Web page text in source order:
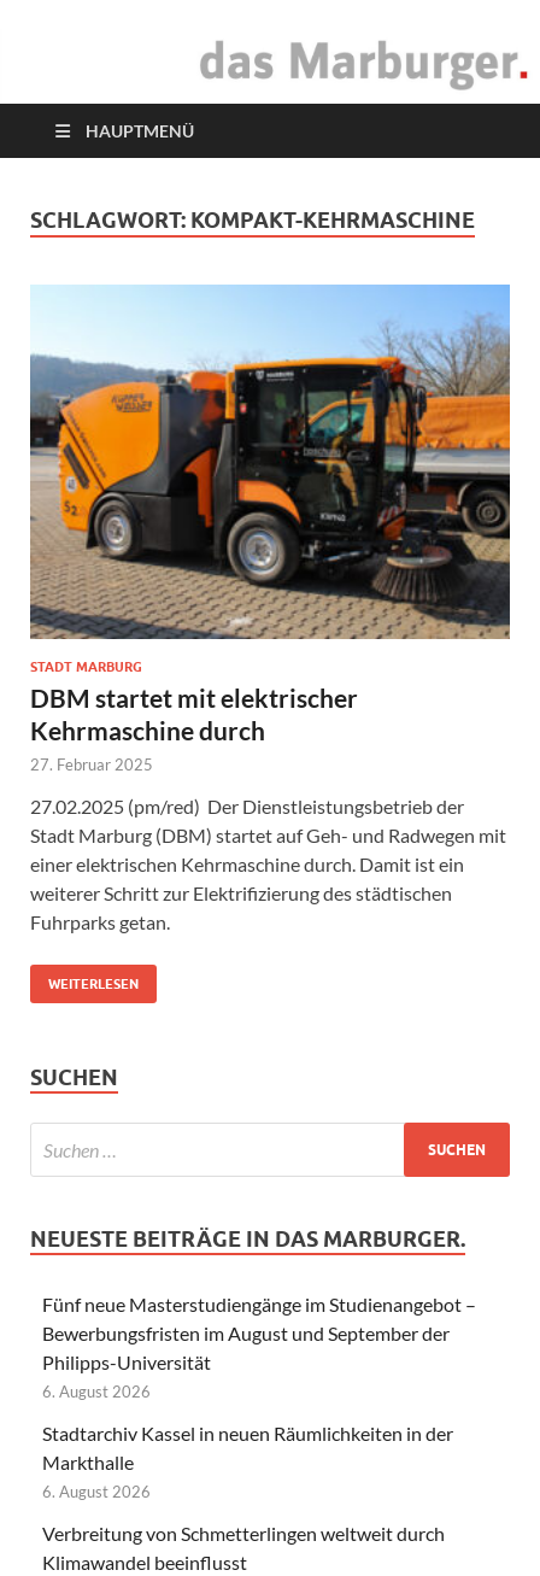
das Marburger.
HAUPTMENÜ
SCHLAGWORT: KOMPAKT-KEHRMASCHINE
STADT MARBURG
DBM startet mit elektrischer
Kehrmaschine durch
27. Februar 2025
27.02.2025 (pm/red) Der Dienstleistungsbetrieb der
Stadt Marburg (DBM) startet auf Geh- und Radwegen mit
einer elektrischen Kehrmaschine durch. Damit ist ein
weiterer Schritt zur Elektrifizierung des städtischen
Fuhrparks getan.
WEITERLESEN
SUCHEN
NEUESTE BEITRÄGE IN DAS MARBURGER.
Fünf neue Masterstudiengänge im Studienangebot –
Bewerbungsfristen im August und September der
Philipps-Universität
6. August 2026
Stadtarchiv Kassel in neuen Räumlichkeiten in der
Markthalle
6. August 2026
Verbreitung von Schmetterlingen weltweit durch
Klimawandel beeinflusst